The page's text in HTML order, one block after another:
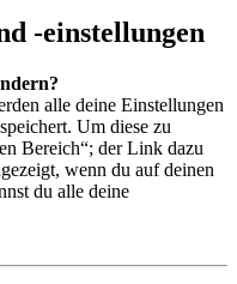
-einstellungen
alle deine Einstellungen
Um diese zu
Bereich“; der Link dazu
wenn du auf deinen
du alle deine